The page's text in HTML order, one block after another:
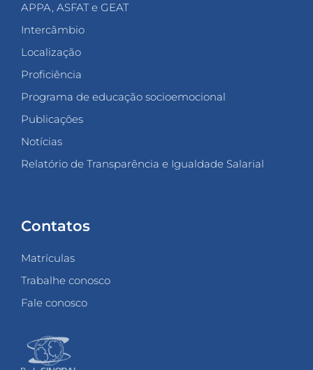
APPA, ASFAT e GEAT
Intercâmbio
Localização
Proficiência
Programa de educação socioemocional
Publicações
Notícias
Relatório de Transparência e Igualdade Salarial
Contatos
Matrículas
Trabalhe conosco
Fale conosco